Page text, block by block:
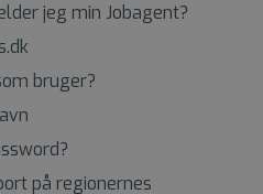
jeg min Jobagent?
bruger?
på regionernes